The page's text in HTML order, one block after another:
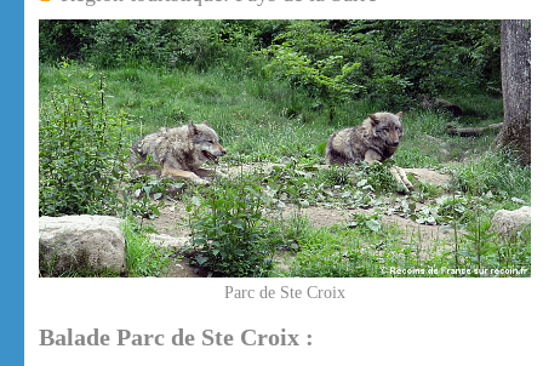
Parc de Ste Croix
Balade Parc de Ste Croix :